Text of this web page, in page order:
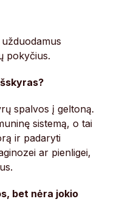
pokyčius.
spalvos į geltoną.
sistemą, o tai
ir padaryti
ar pienligei,
bet nėra jokio